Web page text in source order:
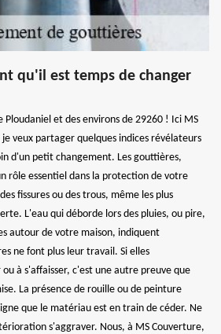
qu'il est temps de changer
Ploudaniel et des environs de 29260 ! Ici MS
veux partager quelques indices révélateurs
d'un petit changement. Les gouttières,
rôle essentiel dans la protection de votre
fissures ou des trous, même les plus
L'eau qui déborde lors des pluies, ou pire,
autour de votre maison, indiquent
ne font plus leur travail. Si elles
à s'affaisser, c'est une autre preuve que
La présence de rouille ou de peinture
que le matériau est en train de céder. Ne
s'aggraver. Nous, à MS Couverture,